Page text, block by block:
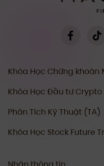
Khóa Học Chứng khoán
Khóa Học Đầu tư
Phân Tích Kỹ Thuật (TA)
Khóa Học Stock Future